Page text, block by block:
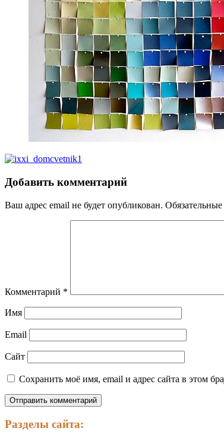
Добавить комментарий
Ваш адрес email не будет опубликован.
Комментарий *
Имя
Email
Сайт
Сохранить моё имя, email и адрес сайта в этом
Разделы сайта: